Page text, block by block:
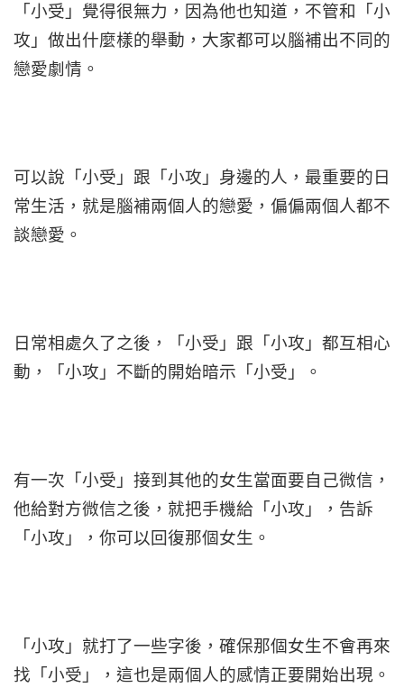
「小受」覺得很無力，因為他也知道，不管和「小
攻」做出什麼樣的舉動，大家都可以腦補出不同的
戀愛劇情。
可以說「小受」跟「小攻」身邊的人，最重要的日
常生活，就是腦補兩個人的戀愛，偏偏兩個人都不
談戀愛。
日常相處久了之後，「小受」跟「小攻」都互相心
動，「小攻」不斷的開始暗示「小受」。
有一次「小受」接到其他的女生當面要自己微信，
他給對方微信之後，就把手機給「小攻」，告訴
「小攻」，你可以回復那個女生。
「小攻」就打了一些字後，確保那個女生不會再來
找「小受」，這也是兩個人的感情正要開始出現。